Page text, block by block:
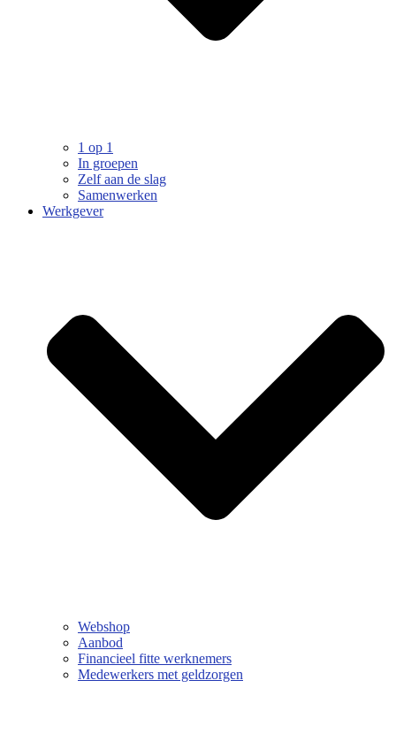
1 op 1
In groepen
Zelf aan de slag
Samenwerken
Werkgever
Webshop
Aanbod
Financieel fitte werknemers
Medewerkers met geldzorgen